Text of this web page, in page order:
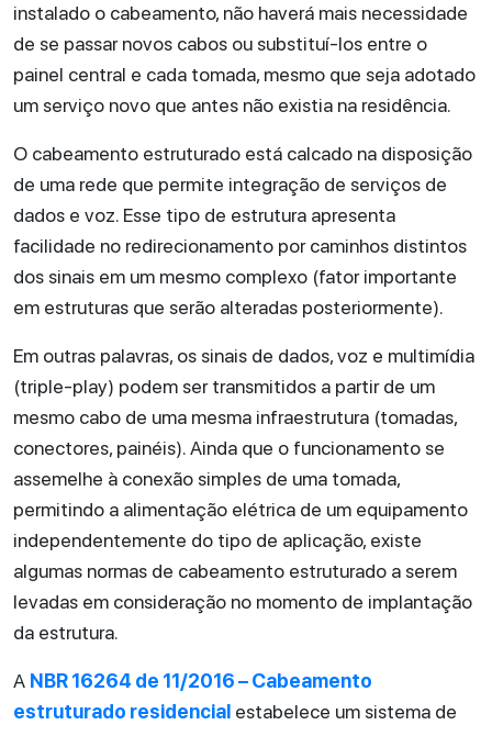
instalado o cabeamento, não haverá mais necessidade
de se passar novos cabos ou substituí-los entre o
painel central e cada tomada, mesmo que seja adotado
um serviço novo que antes não existia na residência.
O cabeamento estruturado está calcado na disposição
de uma rede que permite integração de serviços de
dados e voz. Esse tipo de estrutura apresenta
facilidade no redirecionamento por caminhos distintos
dos sinais em um mesmo complexo (fator importante
em estruturas que serão alteradas posteriormente).
Em outras palavras, os sinais de dados, voz e multimídia
(triple-play) podem ser transmitidos a partir de um
mesmo cabo de uma mesma infraestrutura (tomadas,
conectores, painéis). Ainda que o funcionamento se
assemelhe à conexão simples de uma tomada,
permitindo a alimentação elétrica de um equipamento
independentemente do tipo de aplicação, existe
algumas normas de cabeamento estruturado a serem
levadas em consideração no momento de implantação
da estrutura.
A NBR 16264 de 11/2016 – Cabeamento
estruturado residencial estabelece um sistema de